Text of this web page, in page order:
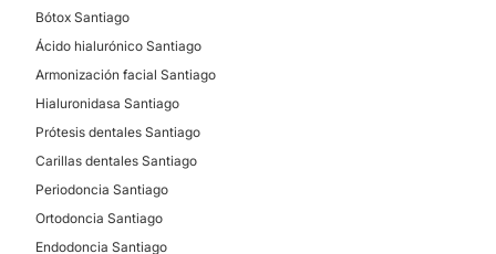
Bótox Santiago
Ácido hialurónico Santiago
Armonización facial Santiago
Hialuronidasa Santiago
Prótesis dentales Santiago
Carillas dentales Santiago
Periodoncia Santiago
Ortodoncia Santiago
Endodoncia Santiago